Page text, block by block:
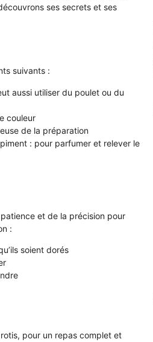
ses secrets et ses
suivants :
aussi utiliser du poulet ou du
couleur
de la préparation
: pour parfumer et relever le
et de la précision pour
:
soient dorés
pour un repas complet et